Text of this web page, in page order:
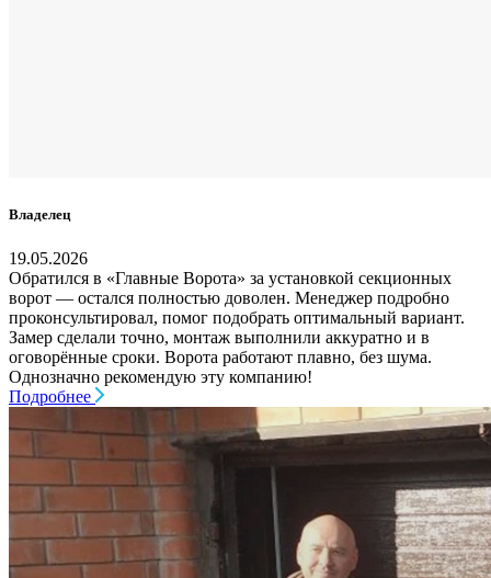
Владелец
19.05.2026
Обратился в «Главные Ворота» за установкой секционных
ворот — остался полностью доволен. Менеджер подробно
проконсультировал, помог подобрать оптимальный вариант.
Замер сделали точно, монтаж выполнили аккуратно и в
оговорённые сроки. Ворота работают плавно, без шума.
Однозначно рекомендую эту компанию!
Подробнее